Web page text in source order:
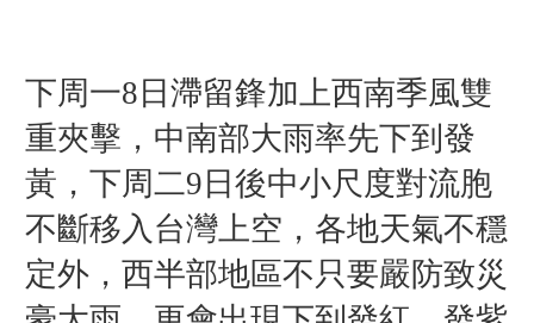
下周一8日滯留鋒加上西南季風雙
重夾擊，中南部大雨率先下到發
黃，下周二9日後中小尺度對流胞
不斷移入台灣上空，各地天氣不穩
定外，西半部地區不只要嚴防致災